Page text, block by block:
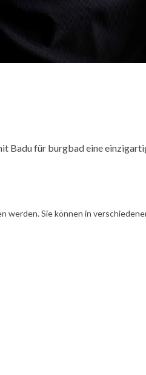
für burgbad eine
Sie können in